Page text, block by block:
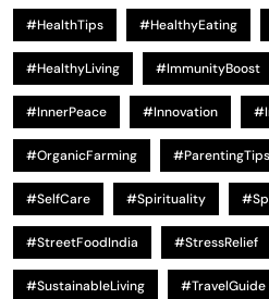
#HealthTips #HealthyEating
#HealthyLiving #ImmunityBoost
#InnerPeace #Innovation
#OrganicFarming #ParentingTips
#SelfCare #Spirituality
#StreetFoodIndia #StressRelief
#SustainableLiving #TravelGuide